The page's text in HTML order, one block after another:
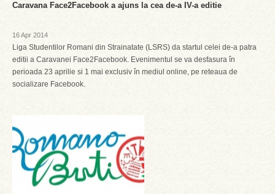
Caravana Face2Facebook a ajuns la cea de-a IV-a editie
16 Apr 2014
Liga Studentilor Romani din Strainatate (LSRS) da startul celei de-a patra
editii a Caravanei Face2Facebook. Evenimentul se va desfasura în
perioada 23 aprilie si 1 mai exclusiv în mediul online, pe reteaua de
socializare Facebook.